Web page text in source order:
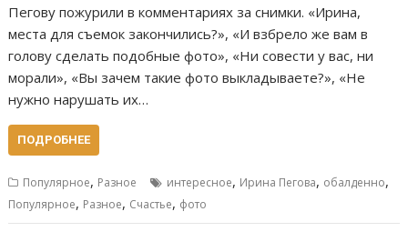
Пегову пожурили в комментариях за снимки. «Ирина,
места для съемок закончились?», «И взбрело же вам в
голову сделать подобные фото», «Ни совести у вас, ни
морали», «Вы зачем такие фото выкладываете?», «Не
нужно нарушать их…
ПОДРОБНЕЕ
Популярное, Разное интересное, Ирина Пегова, обалденно,
Популярное, Разное, Счастье, фото